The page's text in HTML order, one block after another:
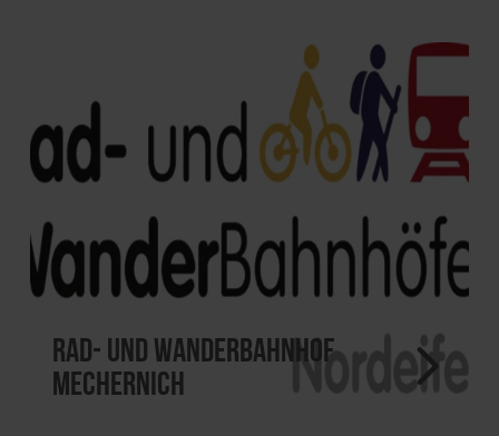
Rad- und Wanderbahnhof
Mechernich